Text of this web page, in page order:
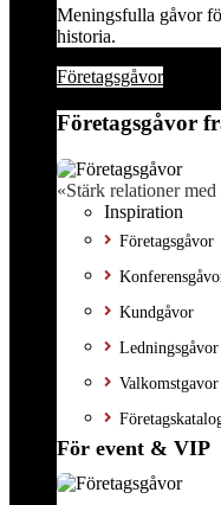
Meningsfulla gåvor
historia.
Företagsgåvor
Företagsgåvor
«Stärk relationer
Inspiration
Företagsgåvor
Kundgåvor
Ledningsgåvor
Valkomstgavor
För event & VIP